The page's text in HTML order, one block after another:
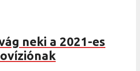
neki a 2021-es